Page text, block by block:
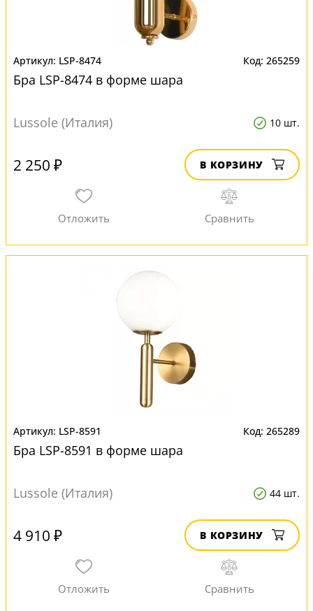
LSP-8474 265259
Бра LSP-8474 в форме шара
Lussole (Италия) 10 шт.
2 250 ₽ В КОРЗИНУ
LSP-8591 265289
Бра LSP-8591 в форме шара
Lussole (Италия) 44 шт.
4 910 ₽ В КОРЗИНУ